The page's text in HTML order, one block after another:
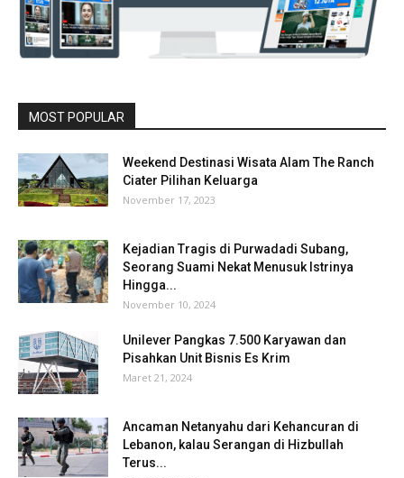
MOST POPULAR
Weekend Destinasi Wisata Alam The Ranch
Ciater Pilihan Keluarga
November 17, 2023
Kejadian Tragis di Purwadadi Subang,
Seorang Suami Nekat Menusuk Istrinya
Hingga...
November 10, 2024
Unilever Pangkas 7.500 Karyawan dan
Pisahkan Unit Bisnis Es Krim
Maret 21, 2024
Ancaman Netanyahu dari Kehancuran di
Lebanon, kalau Serangan di Hizbullah
Terus...